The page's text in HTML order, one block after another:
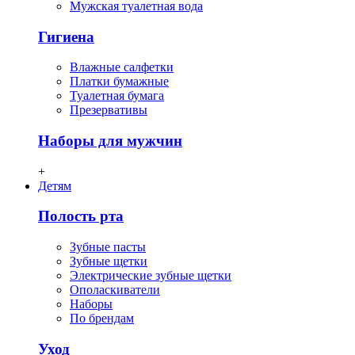
Мужская туалетная вода
Гигиена
Влажные салфетки
Платки бумажные
Туалетная бумага
Презервативы
Наборы для мужчин
+
Детям
Полость рта
Зубные пасты
Зубные щетки
Электрические зубные щетки
Ополаскиватели
Наборы
По брендам
Уход